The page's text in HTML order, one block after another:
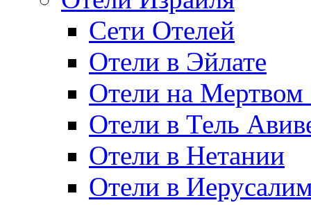
Сети Отелей
Отели в Эйлате
Отели на
Отели в Тель
Отели в Нетании
Отели в